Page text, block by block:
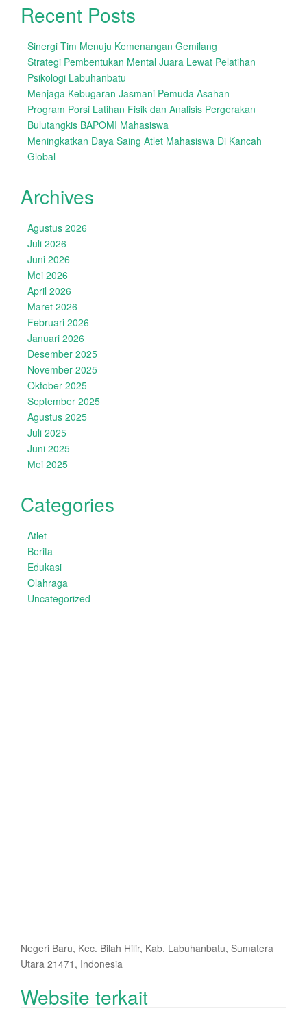
Recent Posts
Sinergi Tim Menuju Kemenangan Gemilang
Strategi Pembentukan Mental Juara Lewat Pelatihan
Psikologi Labuhanbatu
Menjaga Kebugaran Jasmani Pemuda Asahan
Program Porsi Latihan Fisik dan Analisis Pergerakan
Bulutangkis BAPOMI Mahasiswa
Meningkatkan Daya Saing Atlet Mahasiswa Di Kancah
Global
Archives
Agustus 2026
Juli 2026
Juni 2026
Mei 2026
April 2026
Maret 2026
Februari 2026
Januari 2026
Desember 2025
November 2025
Oktober 2025
September 2025
Agustus 2025
Juli 2025
Juni 2025
Mei 2025
Categories
Atlet
Berita
Edukasi
Olahraga
Uncategorized
Negeri Baru, Kec. Bilah Hilir, Kab. Labuhanbatu, Sumatera
Utara 21471, Indonesia
Website terkait